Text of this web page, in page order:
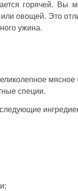
горячей. Вы
овощей. Это
ужина.
специи.